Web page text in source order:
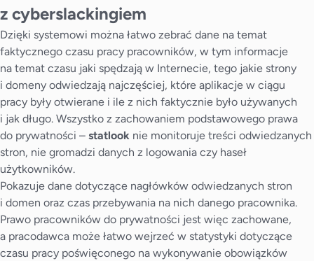
z cyberslackingiem
Dzięki systemowi można łatwo zebrać dane na temat
faktycznego czasu pracy pracowników, w tym informacje
na temat czasu jaki spędzają w Internecie, tego jakie strony
i domeny odwiedzają najczęściej, które aplikacje w ciągu
pracy były otwierane i ile z nich faktycznie było używanych
i jak długo. Wszystko z zachowaniem podstawowego prawa
do prywatności – statlook nie monitoruje treści odwiedzanych
stron, nie gromadzi danych z logowania czy haseł
użytkowników.
Pokazuje dane dotyczące nagłówków odwiedzanych stron
i domen oraz czas przebywania na nich danego pracownika.
Prawo pracowników do prywatności jest więc zachowane,
a pracodawca może łatwo wejrzeć w statystyki dotyczące
czasu pracy poświęconego na wykonywanie obowiązków